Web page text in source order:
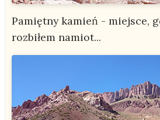
Pamiętny kamień - miejsce,
rozbiłem namiot...